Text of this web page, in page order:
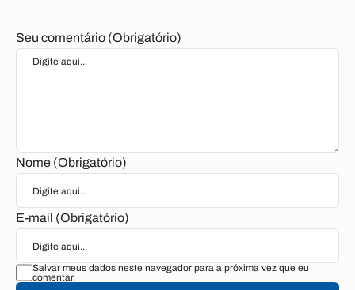
Seu comentário (Obrigatório)
Nome (Obrigatório)
E-mail (Obrigatório)
Salvar meus dados neste navegador para a próxima vez que eu
comentar.